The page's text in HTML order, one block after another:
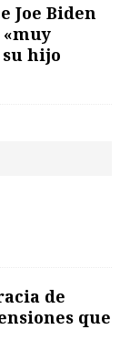
Joe Biden
«muy
hijo
de
que